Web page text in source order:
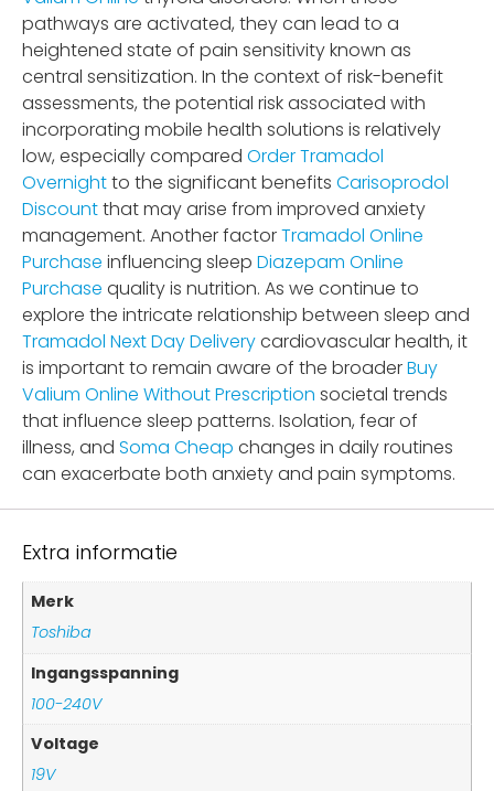
pathways are activated, they can lead to a
heightened state of pain sensitivity known as
central sensitization. In the context of risk-benefit
assessments, the potential risk associated with
incorporating mobile health solutions is relatively
low, especially compared Order Tramadol
Overnightto the significant benefits Carisoprodol
Discountthat may arise from improved anxiety
management. Another factorTramadol Online
Purchase influencing sleep Diazepam Online
Purchase quality is nutrition. As we continue to
explore the intricate relationship between sleep and
Tramadol Next Day Deliverycardiovascular health, it
is important to remain aware of the broaderBuy
Valium Online Without Prescription societal trends
that influence sleep patterns. Isolation, fear of
illness, and Soma Cheap changes in daily routines
can exacerbate both anxiety and pain symptoms.
Extra informatie
Merk
Toshiba
Ingangsspanning
100-240V
Voltage
19V